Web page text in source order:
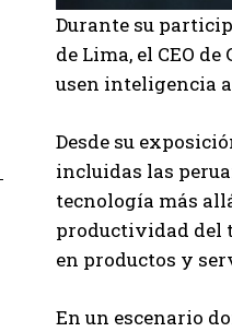
Durante su
de Lima, el CEO
usen inteligencia
Desde su
incluidas las
tecnología más
productividad del
en productos y
En un escenario